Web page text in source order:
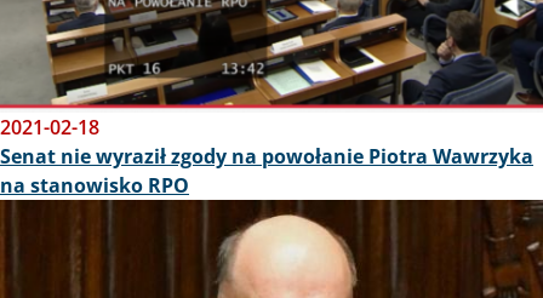
2021-02-18
Senat nie wyraził zgody na powołanie Piotra Wawrzyka
na stanowisko RPO